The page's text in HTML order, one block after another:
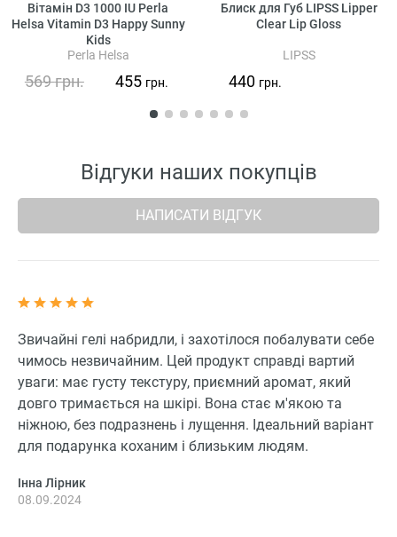
Вітамін D3 1000 IU Perla
Helsa Vitamin D3 Happy Sunny
Kids
Perla Helsa
569грн. 455 грн.
Блиск для Губ LIPSS Lipper
Clear Lip Gloss
LIPSS
440 грн.
Відгуки наших покупців
НАПИСАТИ ВІДГУК
Звичайні гелі набридли, і захотілося побалувати себе
чимось незвичайним. Цей продукт справді вартий
уваги: має густу текстуру, приємний аромат, який
довго тримається на шкірі. Вона стає м'якою та
ніжною, без подразнень і лущення. Ідеальний варіант
для подарунка коханим і близьким людям.
Інна Лірник
08.09.2024